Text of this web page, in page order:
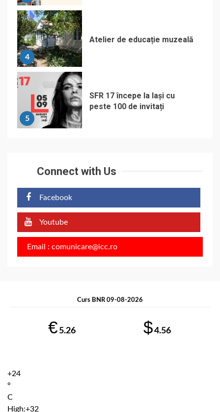
4
Atelier de educație muzeală
5
SFR 17 începe la Iași cu
peste 100 de invitați
Connect with Us
Facebook
Youtube
Email : comunicare@icc.ro
Curs BNR 09-08-2026
€ 5.26 $4.56
+24
°
C
High:+32